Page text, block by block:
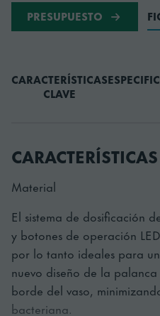
PRESUPUESTO
CARACTERÍSTICAS
CLAVE
Material
El sistema de dosificación
y botones de operación
por lo tanto ideales para
nuevo diseño de la
borde del vaso,
bacteriana.